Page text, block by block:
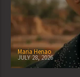
Maria Henao
JULY 28, 2026